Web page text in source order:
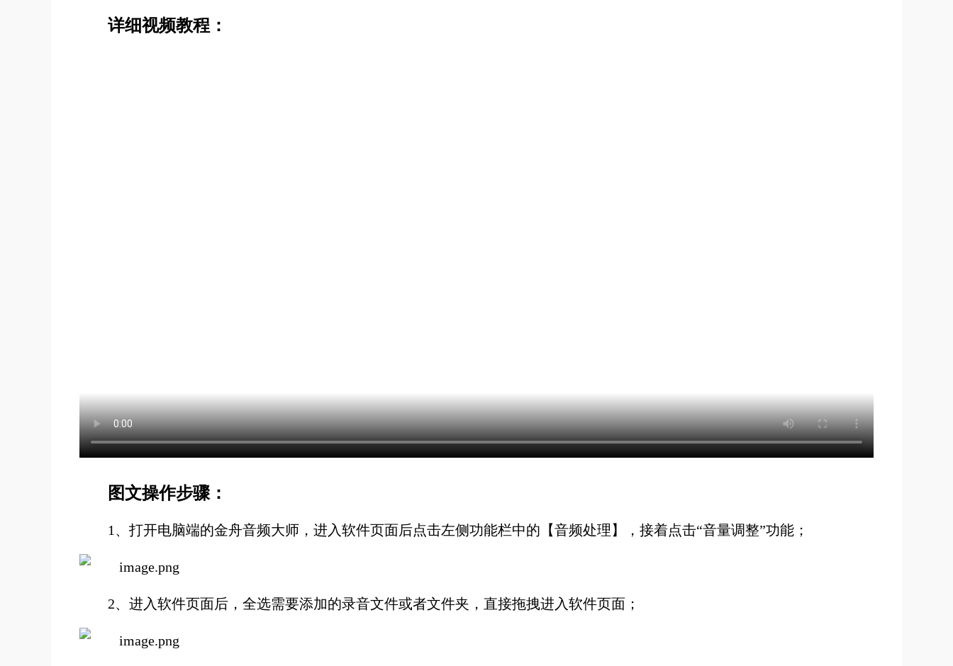
详细视频教程：
图文操作步骤：
1、 打开电脑端的金舟音频大师，进入软件页面后点击左侧功能栏中的【音频处理】，接着点击“音量调整”功能；
2、进入软件页面后，全选需要添加的录音文件或者文件夹，直接拖拽进入软件页面；